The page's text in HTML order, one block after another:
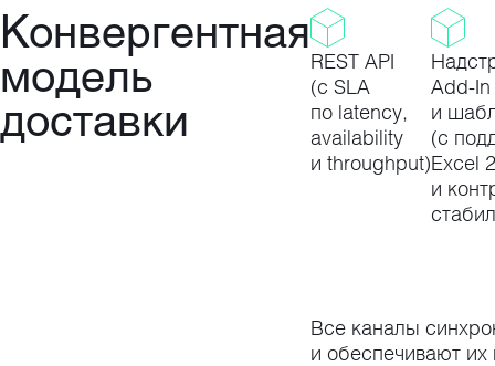
Конвергентная
модель
доставки
REST API
(с SLA
по latency,
availability
и throughput)
Add-In
и
(с
Excel
и
Все каналы
и обеспечивают их